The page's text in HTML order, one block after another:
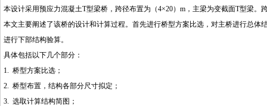
本设计采用预应力混凝土T型梁桥，跨径布置为（4×20）m，主梁为变截面T型梁。
本文主要阐述了该桥的设计和计算过程。首先进行桥型方案比选，对主桥进行总
进行下部结构验算。
具体包括以下几个部分：
1. 桥型方案比选；
2. 桥型布置，结构各部分尺寸拟定；
3. 选取计算结构简图；